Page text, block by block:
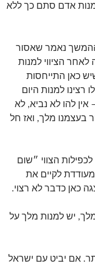
אדם סתם כך ללא
נאמר שאסור
לאחר הציווי למנות
כאן התייחסות
רצינו למנות היום
להו לא נביא, לא
בעצמנו מלך, ואז חל
הצווי ״שום
לקיים את
כאן כדבר לא רצוי.
יש למנות מלך על
אם יביט עם ישראל